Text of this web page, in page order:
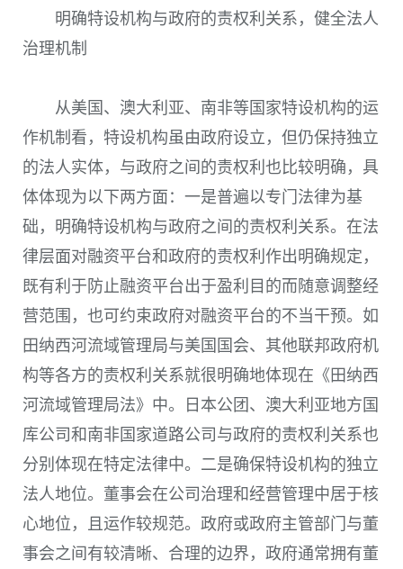
明确特设机构与政府的责权利关系，健全法人
治理机制
从美国、澳大利亚、南非等国家特设机构的运
作机制看，特设机构虽由政府设立，但仍保持独立
的法人实体，与政府之间的责权利也比较明确，具
体体现为以下两方面：一是普遍以专门法律为基
础，明确特设机构与政府之间的责权利关系。在法
律层面对融资平台和政府的责权利作出明确规定，
既有利于防止融资平台出于盈利目的而随意调整经
营范围，也可约束政府对融资平台的不当干预。如
田纳西河流域管理局与美国国会、其他联邦政府机
构等各方的责权利关系就很明确地体现在《田纳西
河流域管理局法》中。日本公团、澳大利亚地方国
库公司和南非国家道路公司与政府的责权利关系也
分别体现在特定法律中。二是确保特设机构的独立
法人地位。董事会在公司治理和经营管理中居于核
心地位，且运作较规范。政府或政府主管部门与董
事会之间有较清晰、合理的边界，政府通常拥有董